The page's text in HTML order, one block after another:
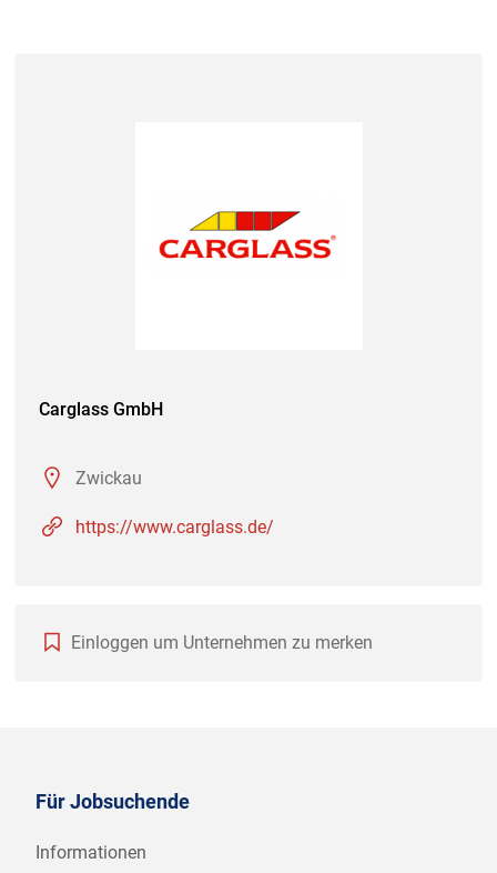
Carglass GmbH
Zwickau
https://www.carglass.de/
Einloggen um Unternehmen zu merken
Für Jobsuchende
Informationen